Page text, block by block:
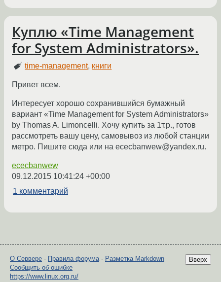
Куплю «Time Management
for System Administrators».
time-management, книги
Привет всем.
Интересует хорошо сохранившийся бумажный
вариант «Time Management for System Administrators»
by Thomas A. Limoncelli. Хочу купить за 1т.р., готов
рассмотреть вашу цену, самовывоз из любой станции
метро. Пишите сюда или на ececbanwew@yandex.ru.
ececbanwew
09.12.2015 10:41:24 +00:00
1 комментарий
Вверх
О Сервере - Правила форума - Разметка Markdown
Сообщить об ошибке
https://www.linux.org.ru/